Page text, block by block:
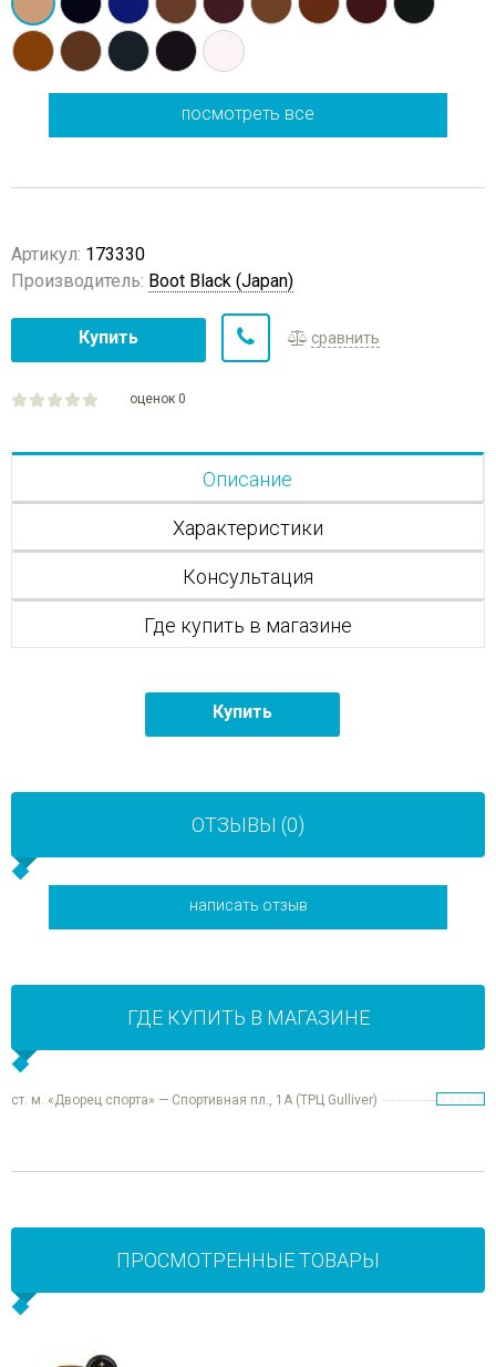
посмотреть все
Артикул: 173330
Производитель: Boot Black (Japan)
Купить сравнить
оценок 0
Описание
Характеристики
Консультация
Где купить в магазине
Купить
ОТЗЫВЫ (0)
написать отзыв
ГДЕ КУПИТЬ В МАГАЗИНЕ
ст. м. «Дворец спорта» — Спортивная пл., 1А (ТРЦ Gulliver)
ПРОСМОТРЕННЫЕ ТОВАРЫ